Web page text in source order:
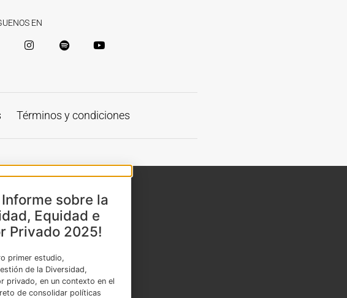
EN
Términos y condiciones
sobre la
Equidad e
Privado 2025!
primer estudio,
de la Diversidad,
privado, en un contexto en el
de consolidar políticas